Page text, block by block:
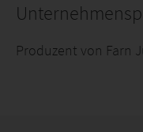
Produzent von Farn